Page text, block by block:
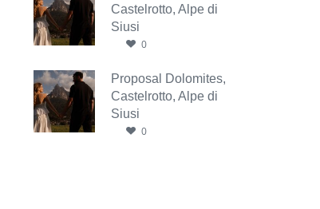
Castelrotto, Alpe di
Siusi
0
Proposal Dolomites,
Castelrotto, Alpe di
Siusi
0